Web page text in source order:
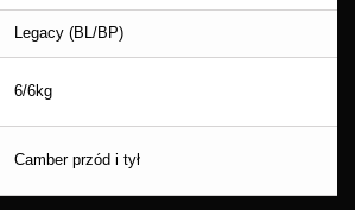
Legacy (BL/BP)
6/6kg
Camber przód i tył